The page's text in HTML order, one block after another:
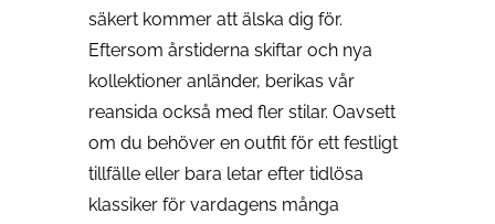
säkert kommer att älska dig för.
Eftersom årstiderna skiftar och nya
kollektioner anländer, berikas vår
reansida också med fler stilar. Oavsett
om du behöver en outfit för ett festligt
tillfälle eller bara letar efter tidlösa
klassiker för vardagens många